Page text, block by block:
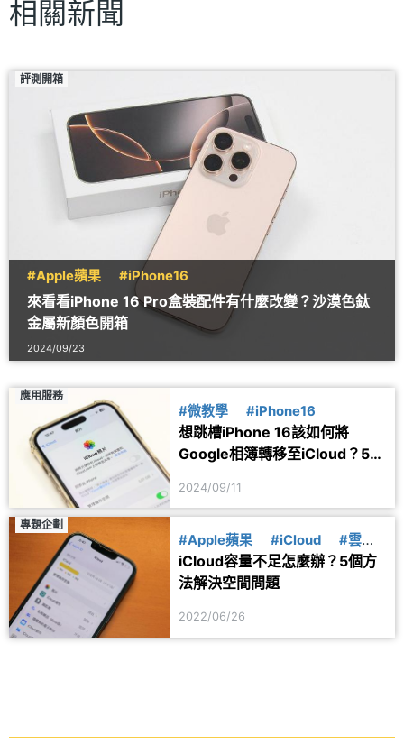
相關新聞
評測開箱
#Apple蘋果 #iPhone16
來看看iPhone 16 Pro盒裝配件有什麼改變？沙漠色鈦
金屬新顏色開箱
2024/09/23
應用服務
#微教學 #iPhone16
想跳槽iPhone 16該如何將
Google相簿轉移至iCloud？5個
2024/09/11
專題企劃
#Apple蘋果 #iCloud
#雲端
硬碟
#微教學
iCloud容量不足怎麼辦？5個方
法解決空間問題
2022/06/26